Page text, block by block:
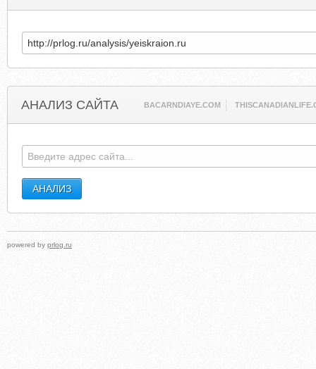
АНАЛИЗ САЙТА BACARNDIAYE.COM
powered by prlog.ru